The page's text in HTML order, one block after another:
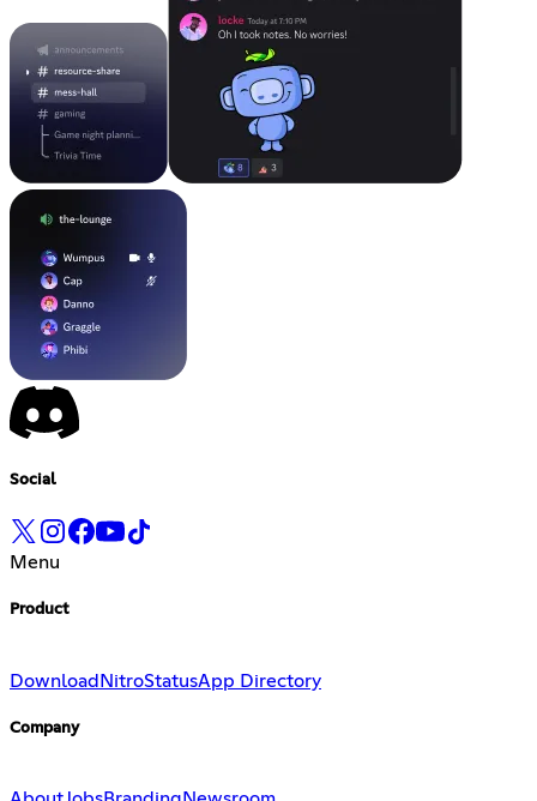
Social
Menu
Product
DownloadNitroStatusApp Directory
Company